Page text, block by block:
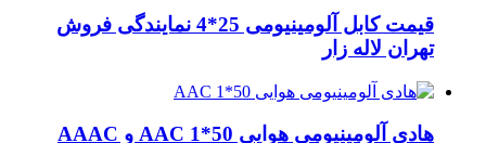
قیمت کابل آلومینیومی 25*4 نمایندگی فروش
تهران لاله زار
هادی آلومینیومی هوایی 50*1 AAC و AAAC